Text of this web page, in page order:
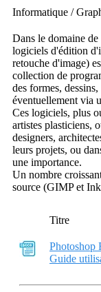
Informatique /
Dans le domaine
logiciels d'édition
retouche d'image)
collection de
des formes,
éventuellement via
Ces logiciels, plus
artistes plasticiens,
designers,
leurs projets, ou
une importance.
Un nombre
source (GIMP et
Titre
Photoshop
Guide